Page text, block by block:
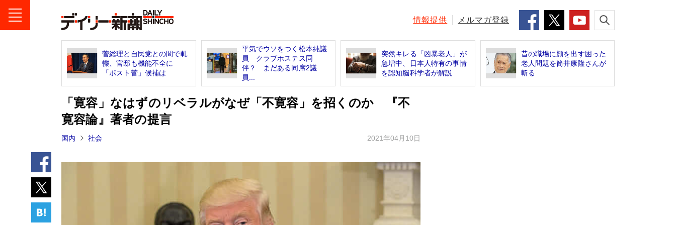
情報提供 メルマガ登録
菅総理と自民党との間で軋
轢、官邸も機能不全に
「ポスト菅」候補は
平気でウソをつく松本純議
員 クラブホステス同
伴？ まだある同席2議
員...
突然キレる「凶暴老人」が
急増中、日本人特有の事情
を認知脳科学者が解説
昔の職場に顔を出す困った
老人問題を筒井康隆さんが
斬る
「寛容」なはずのリベラルがなぜ「不寛容」を招くのか 『不
寛容論』著者の提言
国内 社会 2021年04月10日